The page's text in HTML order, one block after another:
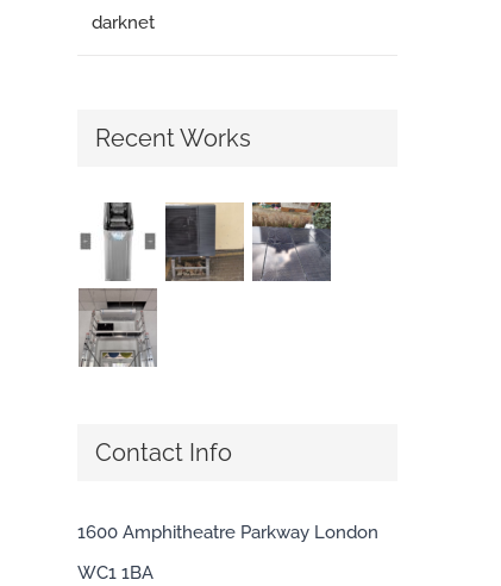
darknet
Recent Works
Contact Info
1600 Amphitheatre Parkway London
WC1 1BA